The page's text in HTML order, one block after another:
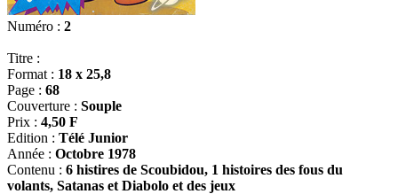
Numéro : 2
Titre :
Format : 18 x 25,8
Page : 68
Couverture : Souple
Prix : 4,50 F
Edition : Télé Junior
Année : Octobre 1978
Contenu : 6 histires de Scoubidou, 1 histoires des fous du
volants, Satanas et Diabolo et des jeux